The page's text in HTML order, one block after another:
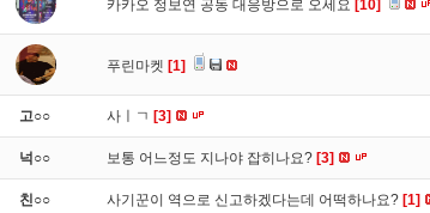
카카오 정보연 공동 대응방으로 오세요 [10]
푸린마켓 [1]
고○○ 사ㅣㄱ [3]
넉○○ 보통 어느정도 지나야 잡히나요? [3]
친○○ 사기꾼이 역으로 신고하겠다는데 어떡하나요? [1]